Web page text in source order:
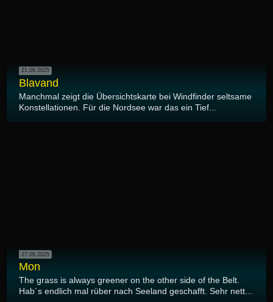
21.09.2025
Blavand
Manchmal zeigt die Übersichtskarte bei Windfinder seltsame
Konstellationen. Für die Nordsee war das ein Tief...
27.09.2025
Mon
The grass is always greener on the other side of the Belt.
Hab´s endlich mal rüber nach Seeland geschafft. Sehr nett...